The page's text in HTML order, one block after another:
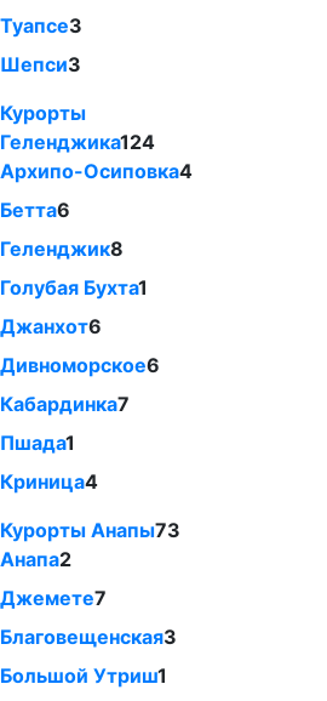
Туапсе3
Шепси3
Курорты
Геленджика124
Архипо-Осиповка4
Бетта6
Геленджик8
Голубая Бухта1
Джанхот6
Дивноморское6
Кабардинка7
Пшада1
Криница4
Курорты Анапы73
Анапа2
Джемете7
Благовещенская3
Большой Утриш1